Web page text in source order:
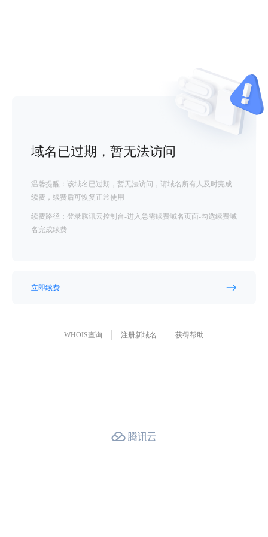
域名已过期，暂无法访问
温馨提醒：该域名已过期，暂无法访问，请域名所有人及时完成
续费，续费后可恢复正常使用
续费路径：登录腾讯云控制台-进入急需续费域名页面-勾选续费域
名完成续费
立即续费
WHOIS查询 注册新域名 获得帮助